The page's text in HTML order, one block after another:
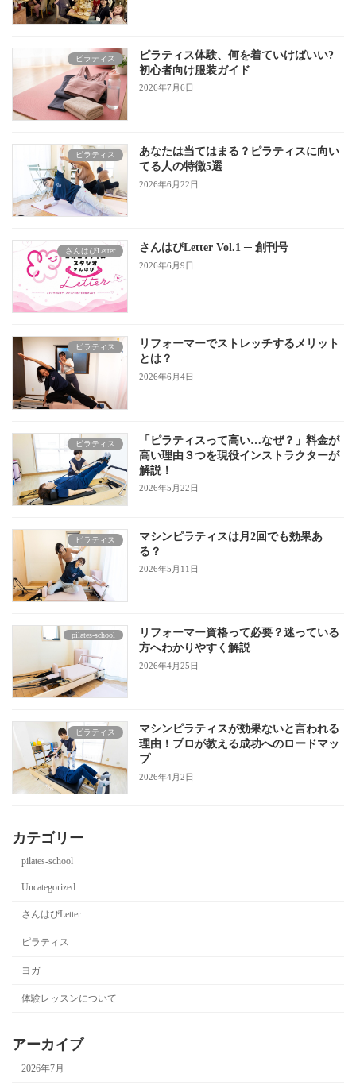
ピラティス
ピラティス体験、何を着ていけばいい?
初心者向け服装ガイド
2026年7月6日
ピラティス
あなたは当てはまる？ピラティスに向い
てる人の特徴5選
2026年6月22日
さんはぴLetter さんはぴLetter Vol.1 ─ 創刊号
2026年6月9日
ピラティス
リフォーマーでストレッチするメリット
とは？
2026年6月4日
ピラティス
「ピラティスって高い…なぜ？」料金が
高い理由３つを現役インストラクターが
解説！
2026年5月22日
ピラティス
マシンピラティスは月2回でも効果あ
る？
2026年5月11日
pilates-school
リフォーマー資格って必要？迷っている
方へわかりやすく解説
2026年4月25日
ピラティス
マシンピラティスが効果ないと言われる
理由！プロが教える成功へのロードマッ
プ
2026年4月2日
カテゴリー
pilates-school
Uncategorized
さんはぴLetter
ピラティス
ヨガ
体験レッスンについて
アーカイブ
2026年7月